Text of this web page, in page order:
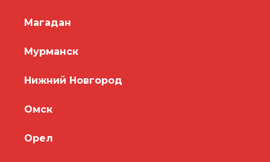
Магадан
Мурманск
Нижний Новгород
Омск
Орел